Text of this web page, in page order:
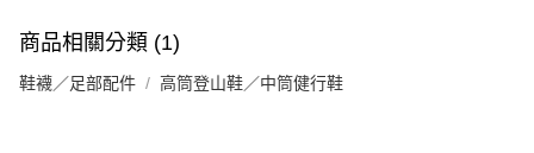
商品相關分類 (1)
鞋襪／足部配件 高筒登山鞋／中筒健行鞋